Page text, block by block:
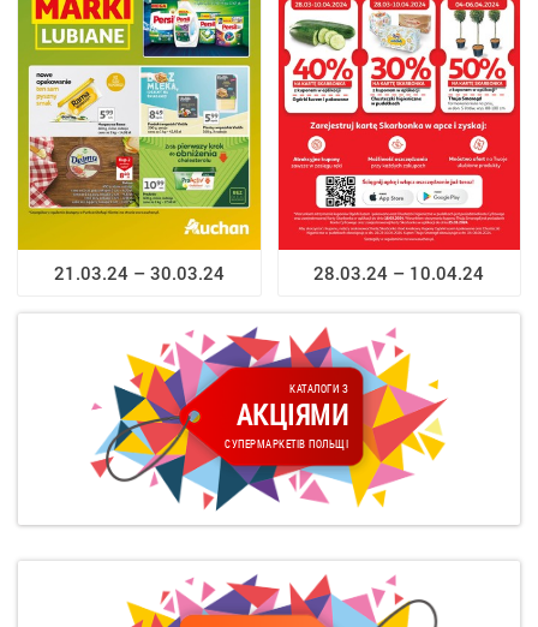
21.03.24 – 30.03.24 28.03.24 – 10.04.24
КАТАЛОГИ З
АКЦІЯМИ
СУПЕРМАРКЕТІВ ПОЛЬЩІ